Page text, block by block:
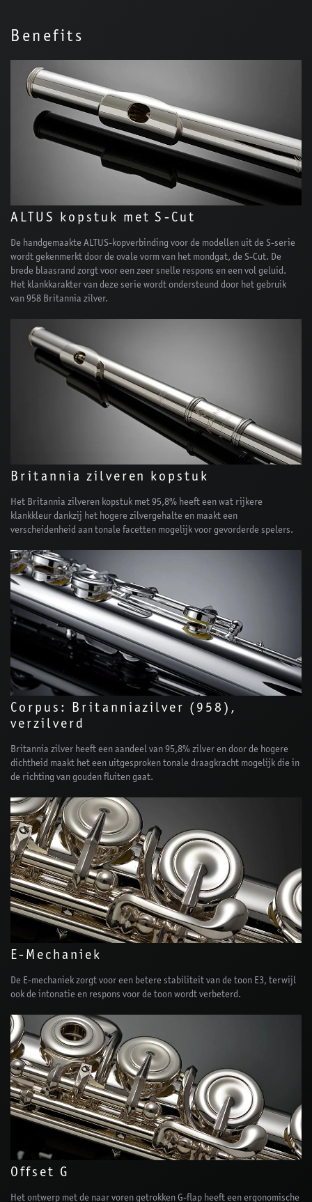
Benefits
ALTUS kopstuk met S-Cut
De handgemaakte ALTUS-kopverbinding voor de modellen uit de S-serie
wordt gekenmerkt door de ovale vorm van het mondgat, de S-Cut. De
brede blaasrand zorgt voor een zeer snelle respons en een vol geluid.
Het klankkarakter van deze serie wordt ondersteund door het gebruik
van 958 Britannia zilver.
Britannia zilveren kopstuk
Het Britannia zilveren kopstuk met 95,8% heeft een wat rijkere
klankkleur dankzij het hogere zilvergehalte en maakt een
verscheidenheid aan tonale facetten mogelijk voor gevorderde spelers.
Corpus: Britanniazilver (958),
verzilverd
Britannia zilver heeft een aandeel van 95,8% zilver en door de hogere
dichtheid maakt het een uitgesproken tonale draagkracht mogelijk die in
de richting van gouden fluiten gaat.
E-Mechaniek
De E-mechaniek zorgt voor een betere stabiliteit van de toon E3, terwijl
ook de intonatie en respons voor de toon wordt verbeterd.
Offset G
Het ontwerp met de naar voren getrokken G-flap heeft een ergonomische